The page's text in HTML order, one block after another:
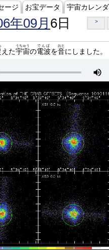
ージ お宝データ 宇宙カレン
年09月 6日 >
えた宇宙
うちゅう
の電波
でんぱ
を音
おと
にしました。